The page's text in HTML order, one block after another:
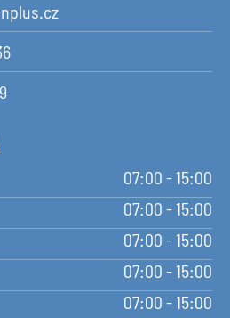
07:00 - 15:00
07:00 - 15:00
07:00 - 15:00
07:00 - 15:00
07:00 - 15:00